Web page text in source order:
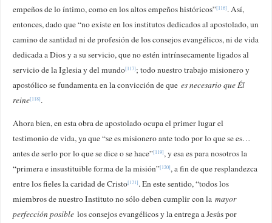
empeños de lo íntimo, como en los altos empeños históricos”[116]. Así,
entonces, dado que “no existe en los institutos dedicados al apostolado, un
camino de santidad ni de profesión de los consejos evangélicos, ni de vida
dedicada a Dios y a su servicio, que no estén intrínsecamente ligados al
servicio de la Iglesia y del mundo[117]; todo nuestro trabajo misionero y
apostólico se fundamenta en la convicción de quees necesario que Él
reine[118].
Ahora bien, en esta obra de apostolado ocupa el primer lugar el
testimonio de vida, ya que “se es misionero ante todo por lo que se es…
antes de serlo por lo que se dice o se hace”[119], y esa es para nosotros la
“primera e insustituible forma de la misión”[120], a fin de que resplandezca
entre los fieles la caridad de Cristo[121]. En este sentido, “todos los
miembros de nuestro Instituto no sólo deben cumplir con lamayor
perfección posible los consejos evangélicos y la entrega a Jesús por